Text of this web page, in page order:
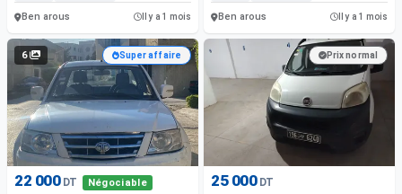
Ben arous Il y a 1 mois Ben arous Il y a 1 mois
6 Super affaire
22 000 DT Négociable
Prix normal
25 000 DT